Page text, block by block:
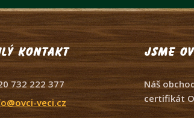
kontakt
732 222 377
veci.cz
Jsme
Náš
certifikát